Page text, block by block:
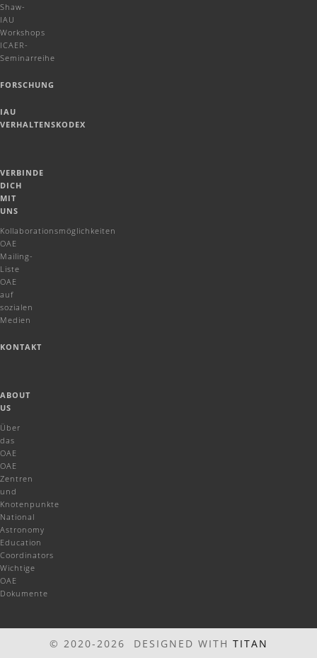
Shaw-
IAU
Workshops
ICAER-
Seminarreihe
FORSCHUNG
IAU
VERHALTENSKODEX
VERBINDE
DICH
MIT
UNS
Kollaborationsmöglichkeiten
OAE
Mailing-
Liste
OAE
auf
sozialen
Medien
KONTAKT
ABOUT
US
Über
das
OAE
OAE
Zentren
und
Knotenpunkte
National
Astronomy
Education
Coordinators
Wichtige
OAE
Dokumente
© 2020-2026 DESIGNED WITH TITAN